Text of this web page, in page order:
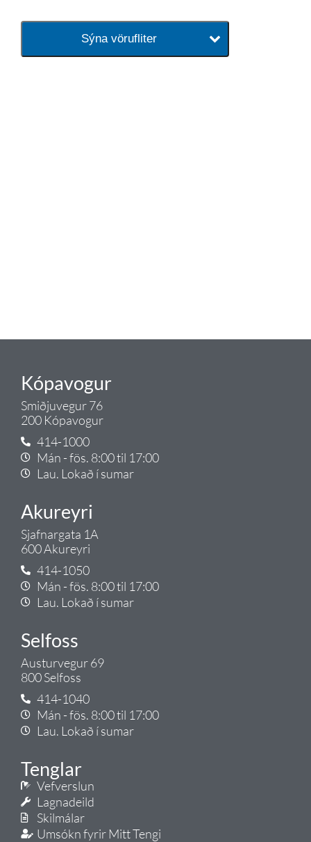
Sýna vörufliter
Kópavogur
Smiðjuvegur 76
200 Kópavogur
414-1000
Mán - fös. 8:00 til 17:00
Lau. Lokað í sumar
Akureyri
Sjafnargata 1A
600 Akureyri
414-1050
Mán - fös. 8:00 til 17:00
Lau. Lokað í sumar
Selfoss
Austurvegur 69
800 Selfoss
414-1040
Mán - fös. 8:00 til 17:00
Lau. Lokað í sumar
Tenglar
Vefverslun
Lagnadeild
Skilmálar
Umsókn fyrir Mitt Tengi